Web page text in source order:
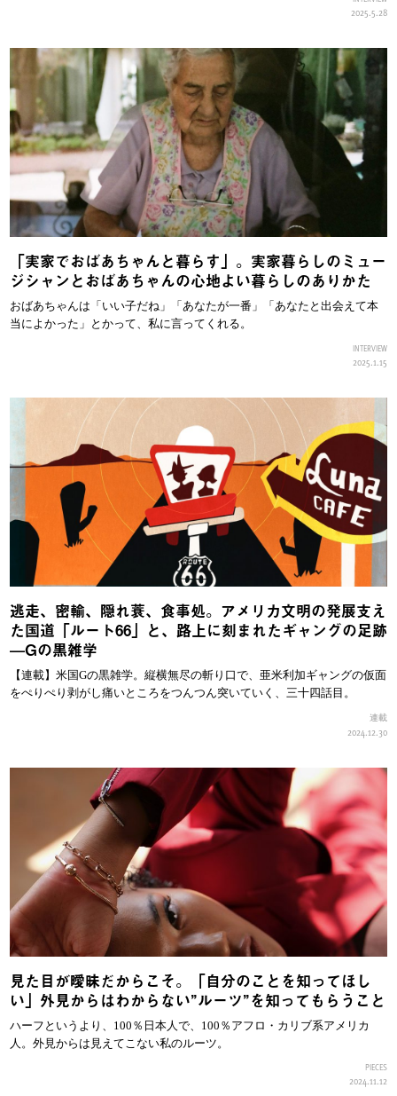
2025.5.28
「実家でおばあちゃんと暮らす」。実家暮らしのミュー
ジシャンとおばあちゃんの心地よい暮らしのありかた
おばあちゃんは「いい子だね」「あなたが一番」「あなたと出会えて本
当によかった」とかって、私に言ってくれる。
INTERVIEW
2025.1.15
逃走、密輸、隠れ蓑、食事処。アメリカ文明の発展支え
た国道「ルート66」と、路上に刻まれたギャングの足跡
—Gの黒雑学
【連載】米国Gの黒雑学。縦横無尽の斬り口で、亜米利加ギャングの仮面
をぺりぺり剥がし痛いところをつんつん突いていく、三十四話目。
連載
2024.12.30
見た目が曖昧だからこそ。「自分のことを知ってほし
い」外見からはわからない”ルーツ”を知ってもらうこと
ハーフというより、100％日本人で、100％アフロ・カリブ系アメリカ
人。外見からは見えてこない私のルーツ。
PIECES
2024.11.12